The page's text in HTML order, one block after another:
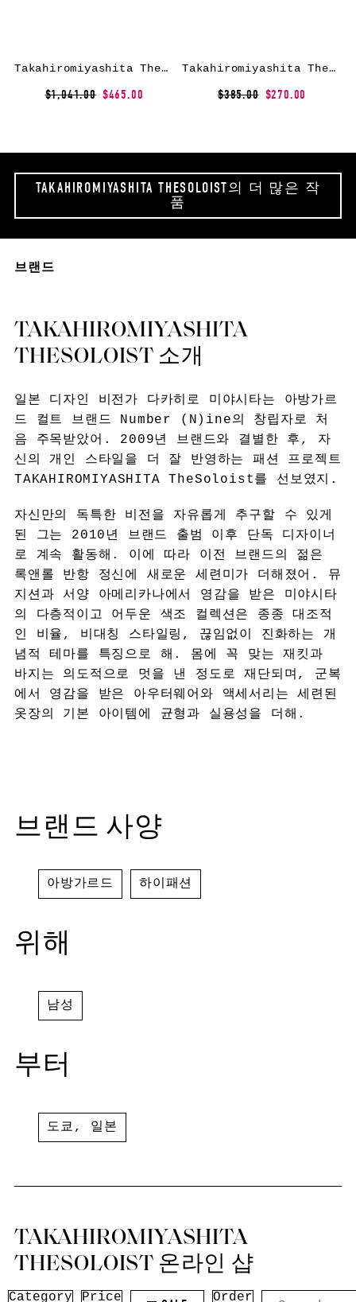
Takahiromiyashita The Soloist Turtle neck jumper – Black
$1,041.00 $465.00
Takahiromiyashita The Soloist logo print T-shirt – Black
$385.00 $270.00
TAKAHIROMIYASHITA THESOLOIST의 더 많은 작
품
브랜드
TAKAHIROMIYASHITA
THESOLOIST 소개
일본 디자인 비전가 다카히로 미야시타는 아방가르
드 컬트 브랜드 Number (N)ine의 창립자로 처
음 주목받았어. 2009년 브랜드와 결별한 후, 자
신의 개인 스타일을 더 잘 반영하는 패션 프로젝트
TAKAHIROMIYASHITA TheSoloist를 선보였지.
자신만의 독특한 비전을 자유롭게 추구할 수 있게
된 그는 2010년 브랜드 출범 이후 단독 디자이너
로 계속 활동해. 이에 따라 이전 브랜드의 젊은
록앤롤 반항 정신에 새로운 세련미가 더해졌어. 뮤
지션과 서양 아메리카나에서 영감을 받은 미야시타
의 다층적이고 어두운 색조 컬렉션은 종종 대조적
인 비율, 비대칭 스타일링, 끊임없이 진화하는 개
념적 테마를 특징으로 해. 몸에 꼭 맞는 재킷과
바지는 의도적으로 멋을 낸 정도로 재단되며, 군복
에서 영감을 받은 아우터웨어와 액세서리는 세련된
옷장의 기본 아이템에 균형과 실용성을 더해.
브랜드 사양
아방가르드 하이패션
위해
남성
부터
도쿄 , 일본
TAKAHIROMIYASHITA
THESOLOIST 온라인 샵
Category Price Order